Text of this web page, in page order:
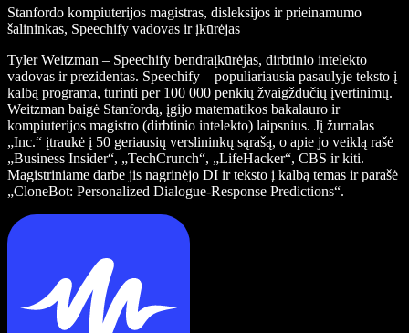
Stanfordo kompiuterijos magistras, disleksijos ir prieinamumo
šalininkas, Speechify vadovas ir įkūrėjas
Tyler Weitzman – Speechify bendraįkūrėjas, dirbtinio intelekto
vadovas ir prezidentas. Speechify – populiariausia pasaulyje teksto į
kalbą programa, turinti per 100 000 penkių žvaigždučių įvertinimų.
Weitzman baigė Stanfordą, įgijo matematikos bakalauro ir
kompiuterijos magistro (dirbtinio intelekto) laipsnius. Jį žurnalas
„Inc.“ įtraukė į 50 geriausių verslininkų sąrašą, o apie jo veiklą rašė
„Business Insider“, „TechCrunch“, „LifeHacker“, CBS ir kiti.
Magistriniame darbe jis nagrinėjo DI ir teksto į kalbą temas ir parašė
„CloneBot: Personalized Dialogue-Response Predictions“.